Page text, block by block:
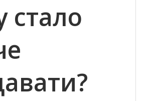
стало